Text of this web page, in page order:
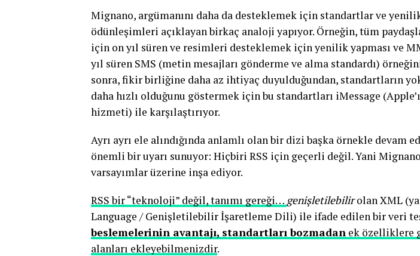
Mignano, argümanını daha da desteklemek için standartlar ve
ödünleşimleri açıklayan birkaç analoji yapıyor. Örneğin, tüm
için on yıl süren ve resimleri desteklemek için yenilik yapması ve
yıl süren SMS (metin mesajları gönderme ve alma standardı)
sonra, fikir birliğine daha az ihtiyaç duyulduğundan, standartların
daha hızlı olduğunu göstermek için bu standartları iMessage
hizmeti) ile karşılaştırıyor.
Ayrı ayrı ele alındığında anlamlı olan bir dizi başka örnekle devam
önemli bir uyarı sunuyor: Hiçbiri RSS için geçerli değil. Yani
varsayımlar üzerine inşa ediyor.
RSS bir “teknoloji” değil, tanımı gereği… genişletilebilirolan XML
Language / Genişletilebilir İşaretleme Dili) ile ifade edilen bir veri
beslemelerinin avantajı, standartları bozmadan ek özelliklere
alanları ekleyebilmenizdir.